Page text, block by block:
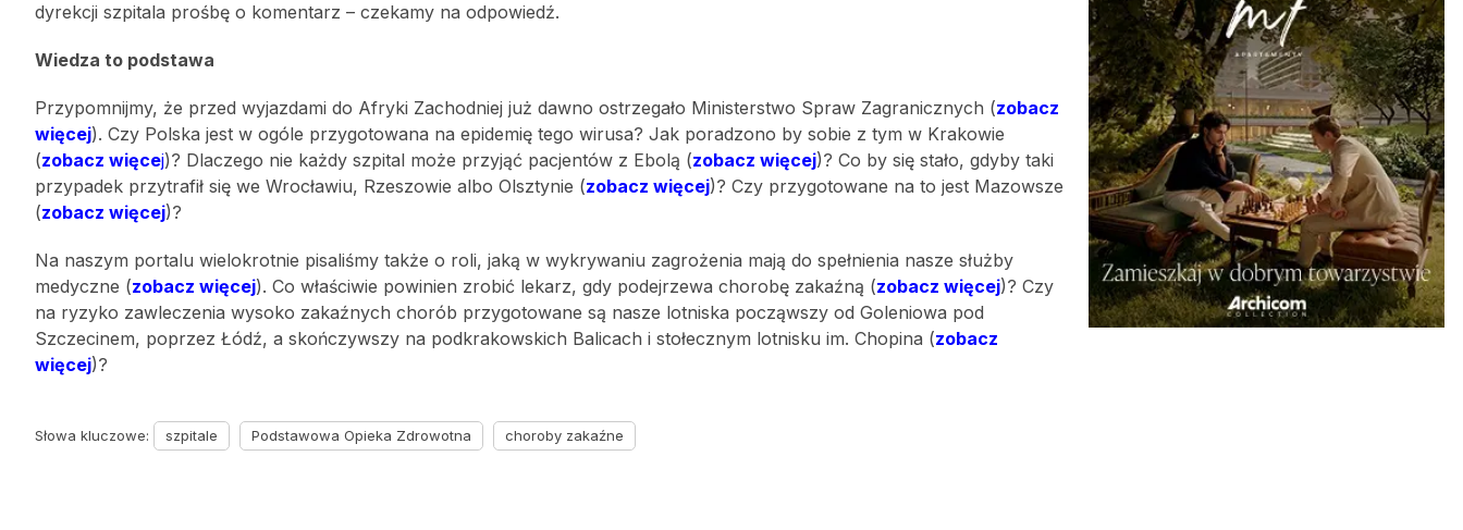
dyrekcji szpitala prośbę o komentarz – czekamy na odpowiedź.
Wiedza to podstawa
Przypomnijmy, że przed wyjazdami do Afryki Zachodniej już dawno ostrzegało Ministerstwo Spraw Zagranicznych (zobacz
więcej). Czy Polska jest w ogóle przygotowana na epidemię tego wirusa? Jak poradzono by sobie z tym w Krakowie
(zobacz więcej)? Dlaczego nie każdy szpital może przyjąć pacjentów z Ebolą (zobacz więcej)? Co by się stało, gdyby taki
przypadek przytrafił się we Wrocławiu, Rzeszowie albo Olsztynie (zobacz więcej)? Czy przygotowane na to jest Mazowsze
(zobacz więcej)?
Na naszym portalu wielokrotnie pisaliśmy także o roli, jaką w wykrywaniu zagrożenia mają do spełnienia nasze służby
medyczne (zobacz więcej). Co właściwie powinien zrobić lekarz, gdy podejrzewa chorobę zakaźną (zobacz więcej)? Czy
na ryzyko zawleczenia wysoko zakaźnych chorób przygotowane są nasze lotniska począwszy od Goleniowa pod
Szczecinem, poprzez Łódź, a skończywszy na podkrakowskich Balicach i stołecznym lotnisku im. Chopina (zobacz
więcej)?
Słowa kluczowe: szpitale Podstawowa Opieka Zdrowotna choroby zakaźne